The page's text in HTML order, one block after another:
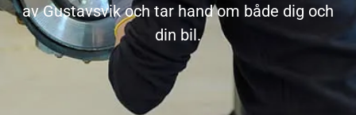
av Gustavsvik och tar hand om både dig och
din bil.